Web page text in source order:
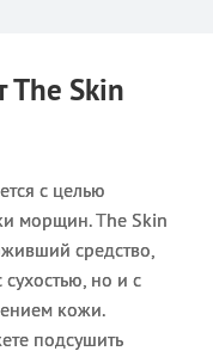
The Skin
с целью
морщин. The Skin
средство,
сухостью, но и с
кожи.
подсушить